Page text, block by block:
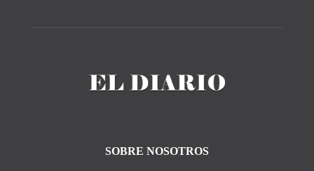
SOBRE NOSOTROS